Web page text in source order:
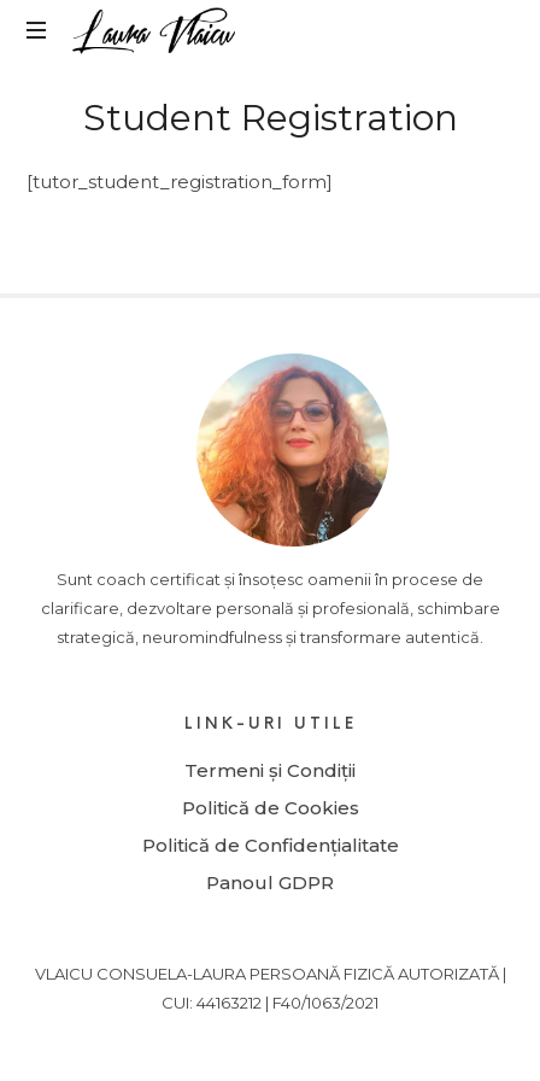
LAURA
Career
Strategist
Student Registration
[tutor_student_registration_form]
Sunt coach certificat și însoțesc oamenii în procese de
clarificare, dezvoltare personală și profesională, schimbare
strategică, neuromindfulness și transformare autentică.
LINK-URI UTILE
Termeni și Condiții
Politică de Cookies
Politică de Confidențialitate
Panoul GDPR
VLAICU CONSUELA-LAURA PERSOANĂ FIZICĂ AUTORIZATĂ |
CUI: 44163212 | F40/1063/2021